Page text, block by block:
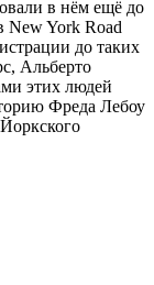
в нём ещё до
New York Road
до таких
Альберто
этих людей
Фреда Лебоу